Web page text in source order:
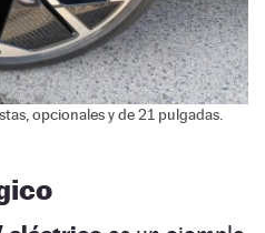
opcionales y de 21 pulgadas.